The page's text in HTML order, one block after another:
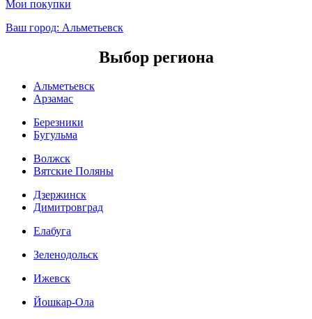
Мои покупки
Ваш город: Альметьевск
Выбор региона
Альметьевск
Арзамас
Березники
Бугульма
Волжск
Вятские Поляны
Дзержинск
Димитровград
Елабуга
Зеленодольск
Ижевск
Йошкар-Ола